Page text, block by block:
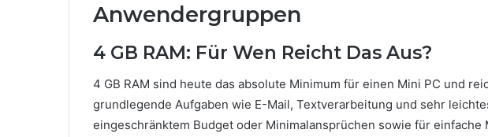
Anwendergruppen
4 GB RAM: Für Wen Reicht Das Aus?
4 GB RAM sind heute das absolute Minimum für einen Mini PC und
grundlegende Aufgaben wie E-Mail, Textverarbeitung und sehr
eingeschränktem Budget oder Minimalansprüchen sowie für einfache